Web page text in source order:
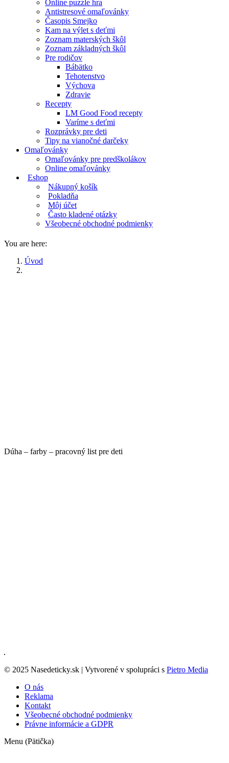
Online puzzle hra
Antistresové omaľovánky
Časopis Smejko
Kam na výlet s deťmi
Zoznam materských škôl
Zoznam základných škôl
Pre rodičov
Bábätko
Tehotenstvo
Výchova
Zdravie
Recepty
LM Good Food recepty
Varíme s deťmi
Rozprávky pre deti
Tipy na vianočné darčeky
Omaľovánky
Omaľovánky pre predškolákov
Online omaľovánky
Eshop
Nákupný košík
Pokladňa
Môj účet
Často kladené otázky
Všeobecné obchodné podmienky
You are here:
Úvod
Dúha – farby – pracovný list pre deti
© 2025 Nasedeticky.sk | Vytvorené v spolupráci s Pietro Media
O nás
Reklama
Kontakt
Všeobecné obchodné podmienky
Právne informácie a GDPR
Menu (Pätička)